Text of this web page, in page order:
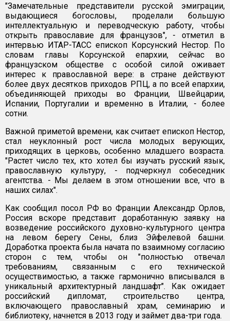
"Замечательные представители русской эмиграции,
выдающиеся богословы, проделали большую
интеллектуальную и переводческую работу, чтобы
открыть православие для французов", - отметил в
интервью ИТАР-ТАСС епископ Корсунский Нестор. По
словам главы Корсунской епархии, сейчас во
французском обществе с особой силой оживает
интерес к православной вере: в стране действуют
более двух десятков приходов РПЦ, а по всей епархии,
объединяющей приходы во Франции, Швейцарии,
Испании, Португалии и временно в Италии, - более
сотни.
Важной приметой времени, как считает епископ Нестор,
стал неуклонный рост числа молодых верующих,
приходящих в церковь, особенно младшего возраста.
"Растет число тех, кто хотел бы изучать русский язык,
православную культуру, - подчеркнул собеседник
агентства. - Мы делаем в этом отношении все, что в
наших силах".
Как сообщил посол РФ во Франции Александр Орлов,
Россия вскоре представит доработанную заявку на
возведение российского духовно-культурного центра
на левом берегу Сены, близ Эйфелевой башни.
Доработка проекта была начата по взаимному согласию
сторон с тем, чтобы он "полностью отвечал
требованиям, связанным с его технической
осуществимостью, а также гармонично вписывался в
уникальный архитектурный ландшафт". Как ожидает
российский дипломат, строительство центра,
включающего православный храм, семинарию и
библиотеку, начнется в 2013 году и займет два-три года.